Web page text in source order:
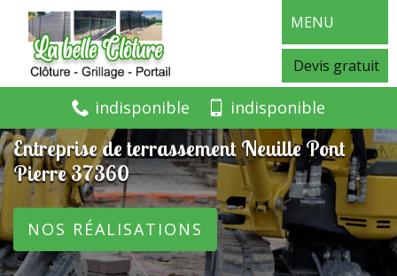
MENU
Devis gratuit
indisponible indisponible
Entreprise de terrassement Neuille Pont
Pierre 37360
NOS RÉALISATIONS